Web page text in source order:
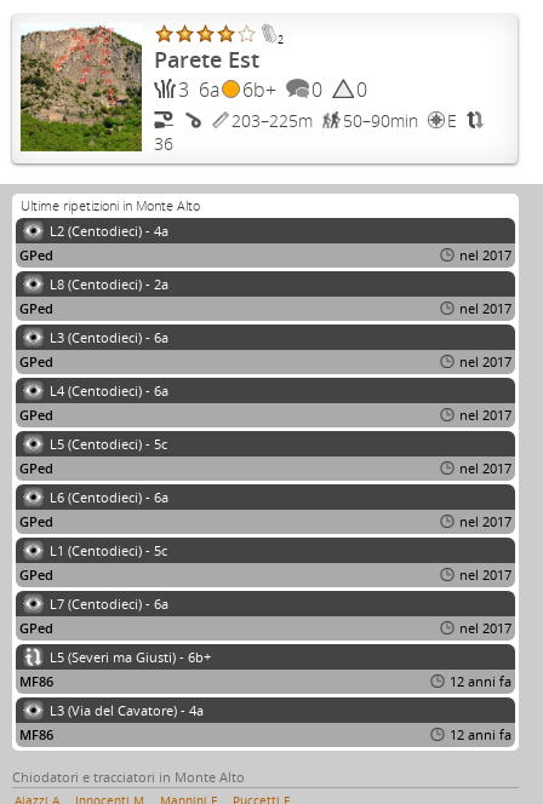
2
Parete Est
3 6a 6b+ 0 0
203–225m 50–90min
E
36
Ultime ripetizioni in Monte Alto
L2 (Centodieci) - 4a
GPed
nel 2017
L8 (Centodieci) - 2a
GPed
nel 2017
L3 (Centodieci) - 6a
GPed
nel 2017
L4 (Centodieci) - 6a
GPed
nel 2017
L5 (Centodieci) - 5c
GPed
nel 2017
L6 (Centodieci) - 6a
GPed
nel 2017
L1 (Centodieci) - 5c
GPed
nel 2017
L7 (Centodieci) - 6a
GPed
nel 2017
L5 (Severi ma Giusti) - 6b+
MF86
12 anni fa
L3 (Via del Cavatore) - 4a
MF86
12 anni fa
Chiodatori e tracciatori in Monte Alto
Aiazzi A. Innocenti M. Mannini F. Puccetti E.